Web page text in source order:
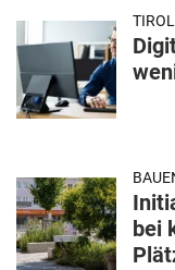
TIROL
bei